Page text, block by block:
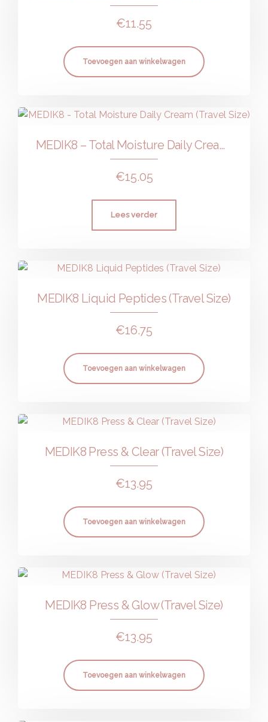
€11.55
Toevoegen aan winkelwagen
MEDIK8 – Total Moisture Daily Cream (Travel Size)
€15.05
Lees verder
MEDIK8 Liquid Peptides (Travel Size)
€16.75
Toevoegen aan winkelwagen
MEDIK8 Press & Clear (Travel Size)
€13.95
Toevoegen aan winkelwagen
MEDIK8 Press & Glow (Travel Size)
€13.95
Toevoegen aan winkelwagen